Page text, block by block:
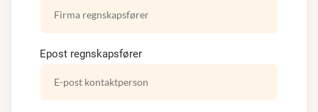
Epost regnskapsfører